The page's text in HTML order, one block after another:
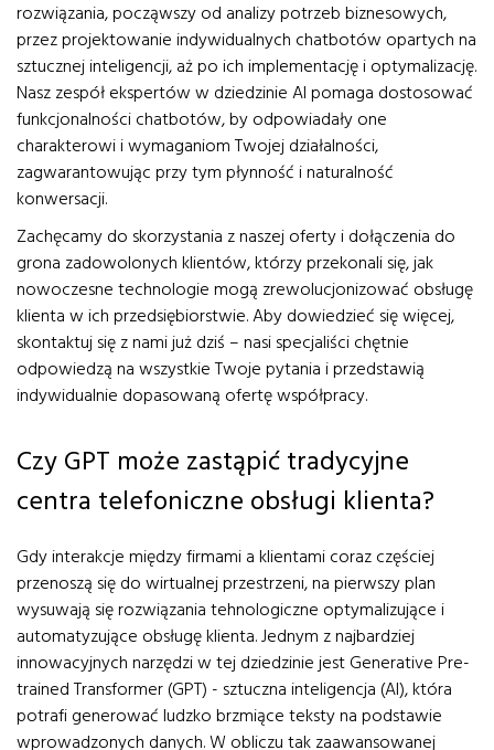
rozwiązania, począwszy od analizy potrzeb biznesowych,
przez projektowanie indywidualnych chatbotów opartych na
sztucznej inteligencji, aż po ich implementację i optymalizację.
Nasz zespół ekspertów w dziedzinie AI pomaga dostosować
funkcjonalności chatbotów, by odpowiadały one
charakterowi i wymaganiom Twojej działalności,
zagwarantowując przy tym płynność i naturalność
konwersacji.
Zachęcamy do skorzystania z naszej oferty i dołączenia do
grona zadowolonych klientów, którzy przekonali się, jak
nowoczesne technologie mogą zrewolucjonizować obsługę
klienta w ich przedsiębiorstwie. Aby dowiedzieć się więcej,
skontaktuj się z nami już dziś – nasi specjaliści chętnie
odpowiedzą na wszystkie Twoje pytania i przedstawią
indywidualnie dopasowaną ofertę współpracy.
Czy GPT może zastąpić tradycyjne
centra telefoniczne obsługi klienta?
Gdy interakcje między firmami a klientami coraz częściej
przenoszą się do wirtualnej przestrzeni, na pierwszy plan
wysuwają się rozwiązania tehnologiczne optymalizujące i
automatyzujące obsługę klienta. Jednym z najbardziej
innowacyjnych narzędzi w tej dziedzinie jest Generative Pre-
trained Transformer (GPT) - sztuczna inteligencja (AI), która
potrafi generować ludzko brzmiące teksty na podstawie
wprowadzonych danych. W obliczu tak zaawansowanej